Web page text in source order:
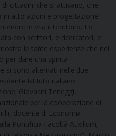
cittadini che si attivano, che
in atto azioni e progettazione
in vita il territorio. Lo
con scrittori, e ricercatori, e
le tante esperienze che nel
per dare una spinta
si sono alternati nelle due
Istituto italiano
Giovanni Teneggi,
per la cooperazione di
docente di Economia
Pontificia Facoltà Auxilium;